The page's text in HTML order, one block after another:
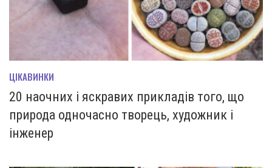
ЦІКАВИНКИ
20 наочних і яскравих прикладів того, що
природа одночасно творець, художник і
інженер